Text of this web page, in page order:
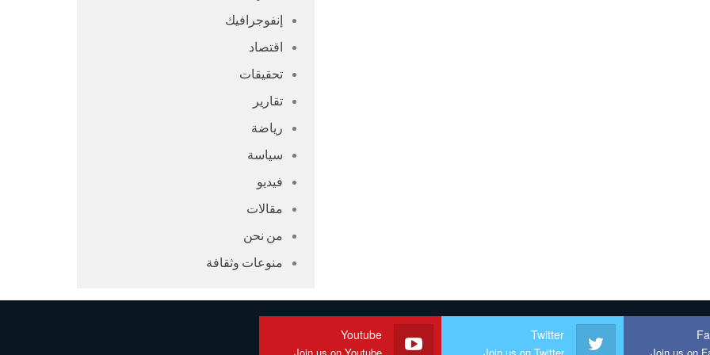
إنفوجرافيك
اقتصاد
تحقيقات
تقارير
رياضة
سياسة
فيديو
مقالات
من نحن
منوعات وثقافة
Twitter
Youtube